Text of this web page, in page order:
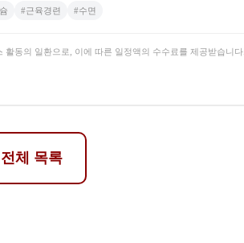
#근육경련 #수면
활동의 일환으로, 이에 따른 일정액의 수수료를 제공받습니다.
체 목록